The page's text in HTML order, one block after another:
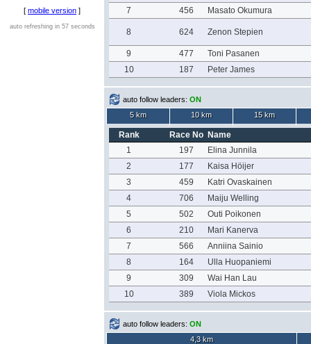
[ mobile version ]
auto refreshing in 57 seconds
7
456 Masato Okumura
8 624 Zenon Stepien
9 477
Toni Pasanen
10
187 Peter James
auto follow leaders: ON
5 km
10 km 15 km
Rank Race No Name
1
197
Elina Junnila
2
177
Kaisa Höijer
3
459
Katri Ovaskainen
4
706
Maiju Welling
5
502
Outi Poikonen
6
210
Mari Kanerva
7
566
Anniina Sainio
8
164
Ulla Huopaniemi
9
309
Wai Han Lau
10
389 Viola Mickos
auto follow leaders: ON
4,3 km